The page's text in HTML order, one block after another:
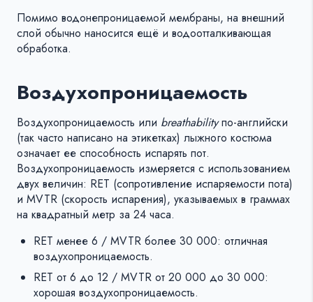
Помимо водонепроницаемой мембраны, на внешний
слой обычно наносится ещё и водоотталкивающая
обработка.
Воздухопроницаемость
Воздухопроницаемость или breathabilityпо-английски
(так часто написано на этикетках) лыжного костюма
означает ее способность испарять пот.
Воздухопроницаемость измеряется с использованием
двух величин: RET (сопротивление испаряемости пота)
и MVTR (скорость испарения), указываемых в граммах
на квадратный метр за 24 часа.
RET менее 6 / MVTR более 30 000: отличная
воздухопроницаемость.
RET от 6 до 12 / MVTR от 20 000 до 30 000:
хорошая воздухопроницаемость.